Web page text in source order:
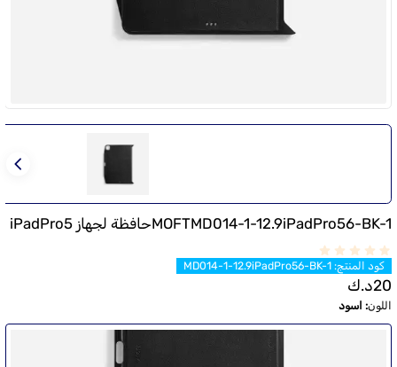
MOFTMD014-1-12.9iPadPro56-BK-1حافظة لجهاز iPadPro5
كود المنتج:
MD014-1-12.9iPadPro56-BK-1
20د.ك
اللون: اسود